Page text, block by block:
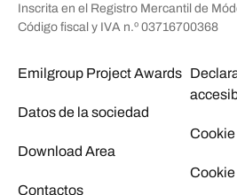
Inscrita en el Registro Mercantil de
Código fiscal y IVA n.º 03716700368
Emilgroup Project Awards
Datos de la sociedad
Download Area
Contactos